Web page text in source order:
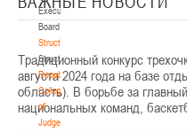
Executive
Board
Structure
Structure
Republican
Collegium
of
Judges
Традиционный конкурс
августа 2024 года на базе
область). В борьбе за
национальных команд,